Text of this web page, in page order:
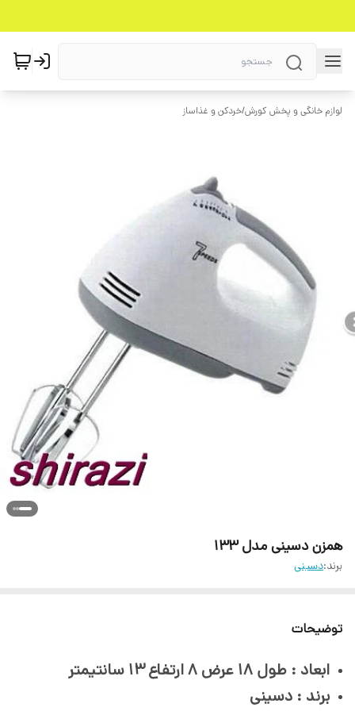
لوازم خانگی و پخش کورش/خردکن و غذاساز
همزن دسینی مدل 133
برند:دسینی
توضیحات
ابعاد : طول 18 عرض 8 ارتفاع 13 سانتیمتر
برند : دسینی